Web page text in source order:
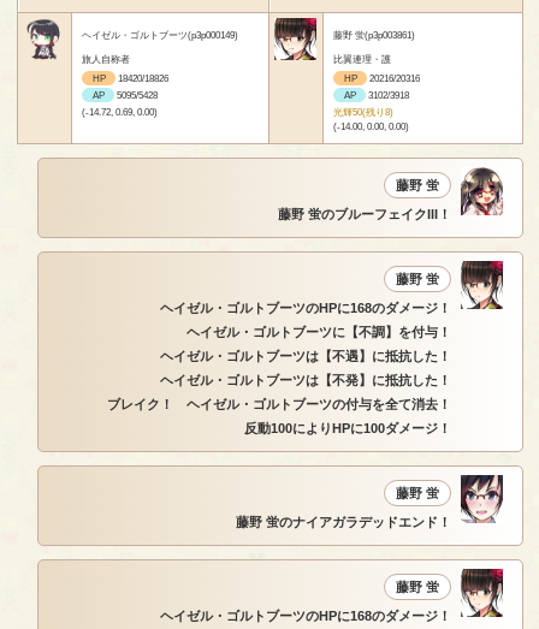
ヘイゼル・ゴルトブーツ(p3p000149)
旅人自称者
HP
18420/18826
AP
5095/5428
(-14.72, 0.69, 0.00)
藤野 蛍(p3p003861)
比翼連理・護
HP
20216/20316
AP
3102/3918
光輝50(残り8)
(-14.00, 0.00, 0.00)
藤野 蛍
藤野 蛍のブルーフェイクIII！
藤野 蛍
ヘイゼル・ゴルトブーツのHPに168のダメージ！
ヘイゼル・ゴルトブーツに【不調】を付与！
ヘイゼル・ゴルトブーツは【不遇】に抵抗した！
ヘイゼル・ゴルトブーツは【不発】に抵抗した！
ブレイク！ ヘイゼル・ゴルトブーツの付与を全て消去！
反動100によりHPに100ダメージ！
藤野 蛍
藤野 蛍のナイアガラデッドエンド！
藤野 蛍
ヘイゼル・ゴルトブーツのHPに168のダメージ！